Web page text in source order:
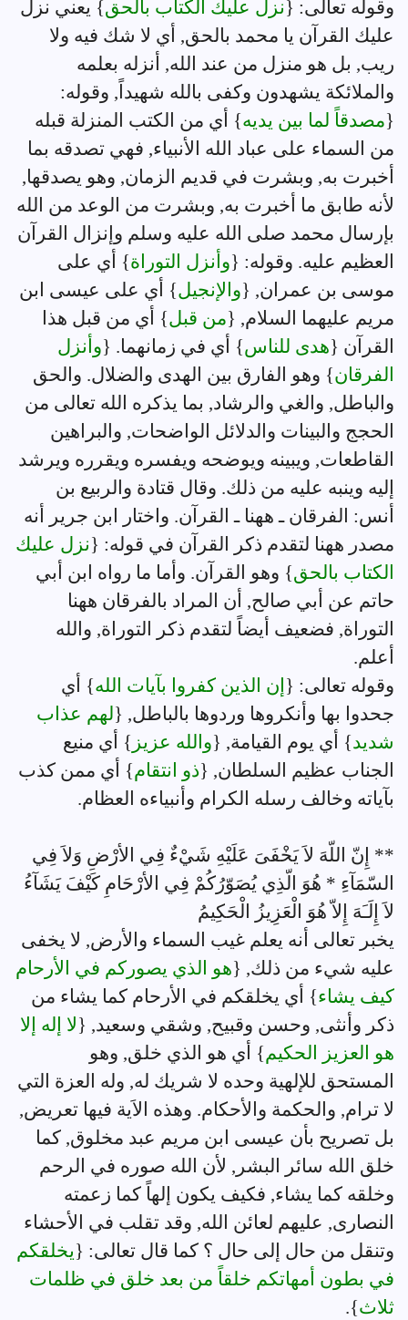
وقوله تعالى: {نزل عليك الكتاب بالحق} يعني نزل
عليك القرآن يا محمد بالحق, أي لا شك فيه ولا
ريب, بل هو منزل من عند الله, أنزله بعلمه
والملائكة يشهدون وكفى بالله شهيداً, وقوله:
{مصدقاً لما بين يديه} أي من الكتب المنزلة قبله
من السماء على عباد الله الأنبياء, فهي تصدقه بما
أخبرت به, وبشرت في قديم الزمان, وهو يصدقها,
لأنه طابق ما أخبرت به, وبشرت من الوعد من الله
بإرسال محمد صلى الله عليه وسلم وإنزال القرآن
العظيم عليه. وقوله: {وأنزل التوراة} أي على
موسى بن عمران, {والإنجيل} أي على عيسى ابن
مريم عليهما السلام, {من قبل} أي من قبل هذا
القرآن {هدى للناس} أي في زمانهما. {وأنزل
الفرقان} وهو الفارق بين الهدى والضلال. والحق
والباطل, والغي والرشاد, بما يذكره الله تعالى من
الحجج والبينات والدلائل الواضحات, والبراهين
القاطعات, ويبينه ويوضحه ويفسره ويقرره ويرشد
إليه وينبه عليه من ذلك. وقال قتادة والربيع بن
أنس: الفرقان ـ ههنا ـ القرآن. واختار ابن جرير أنه
مصدر ههنا لتقدم ذكر القرآن في قوله: {نزل عليك
الكتاب بالحق} وهو القرآن. وأما ما رواه ابن أبي
حاتم عن أبي صالح, أن المراد بالفرقان ههنا
التوراة, فضعيف أيضاً لتقدم ذكر التوراة, والله
أعلم.
وقوله تعالى: { إن الذين كفروا بآيات الله} أي
جحدوا بها وأنكروها وردوها بالباطل, {لهم عذاب
شديد} أي يوم القيامة, {والله عزيز } أي منيع
الجناب عظيم السلطان, {ذو انتقام} أي ممن كذب
بآياته وخالف رسله الكرام وأنبياءه العظام.
** إِنّ اللّهَ لاَ يَخْفَىَ عَلَيْهِ شَيْءٌ فِي الأرْضِ وَلاَ فِي
السّمَآءِ * هُوَ الّذِي يُصَوّرُكُمْ فِي الأرْحَامِ كَيْفَ يَشَآءُ
لاَ إِلَـَهَ إِلاّ هُوَ الْعَزِيزُ الْحَكِيمُ
يخبر تعالى أنه يعلم غيب السماء والأرض, لا يخفى
عليه شيء من ذلك, {هو الذي يصوركم في الأرحام
كيف يشاء} أي يخلقكم في الأرحام كما يشاء من
ذكر وأنثى, وحسن وقبيح, وشقي وسعيد, {لا إله إلا
هو العزيز الحكيم} أي هو الذي خلق, وهو
المستحق للإلهية وحده لا شريك له, وله العزة التي
لا ترام, والحكمة والأحكام. وهذه الاَية فيها تعريض,
بل تصريح بأن عيسى ابن مريم عبد مخلوق, كما
خلق الله سائر البشر, لأن الله صوره في الرحم
وخلقه كما يشاء, فكيف يكون إلهاً كما زعمته
النصارى, عليهم لعائن الله, وقد تقلب في الأحشاء
وتنقل من حال إلى حال ؟ كما قال تعالى: {يخلقكم
في بطون أمهاتكم خلقاً من بعد خلق في ظلمات
ثلاث}.